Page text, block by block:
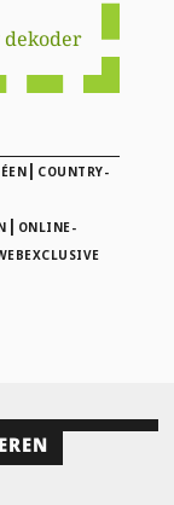
dekoder
| COUNTRY-
| ONLINE-